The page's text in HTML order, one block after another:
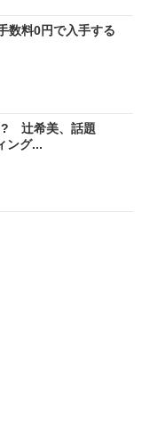
数料0円で入手する
辻希美、話題
ング...